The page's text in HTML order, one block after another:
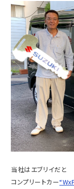
当社はエブリイだと
コンプリートカー